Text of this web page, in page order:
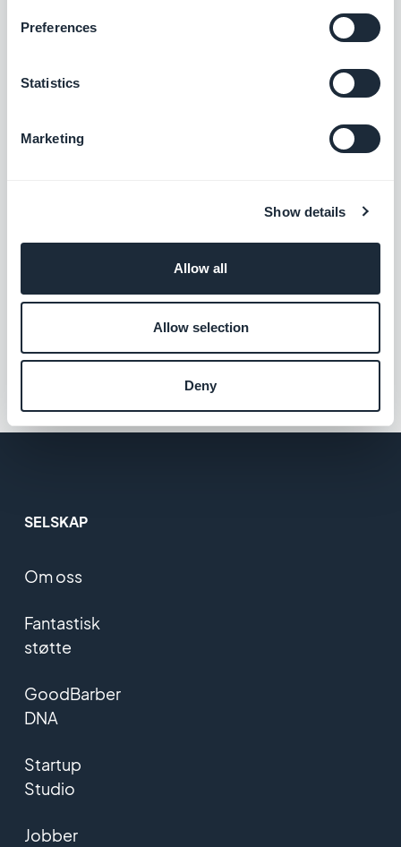
Preferences
Statistics
Marketing
Show details
Allow all
Allow selection
Deny
brukerne gjennom den første lanseringen
Gi appen din kraft med kunstig intelligens
Frakoblet
Appens innhold er tilgjengelig selv uten
tilkobling
SELSKAP
Om oss
Fantastisk
støtte
GoodBarber
DNA
Startup
Studio
Jobber